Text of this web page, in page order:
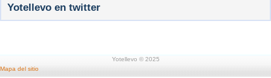
Yotellevo en twitter
Yotellevo © 2025
Mapa del sitio